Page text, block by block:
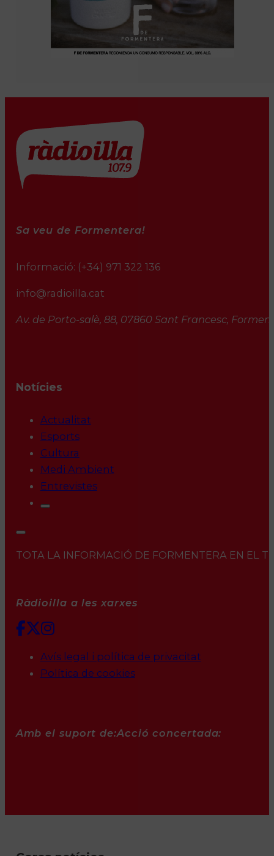
Sa veu de Formentera!
Informació: (+34) 971 322 136
info@radioilla.cat
Av. de Porto-salè, 88, 07860 Sant Francesc,
Notícies
Actualitat
Esports
Cultura
Medi Ambient
Entrevistes
TOTA LA INFORMACIÓ DE FORMENTERA EN EL
Ràdioilla a les xarxes
Avís legal i política de privacitat
Política de cookies
Amb el suport de:Acció concertada: